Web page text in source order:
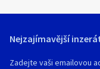
Nejzajímavější
Zadejte vaši emailovou